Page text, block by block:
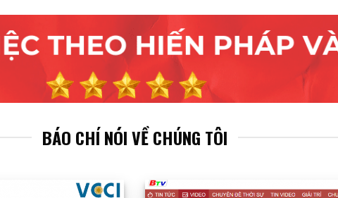
BÁO CHÍ NÓI VỀ CHÚNG TÔI